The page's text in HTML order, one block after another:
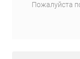
Пожалуйста